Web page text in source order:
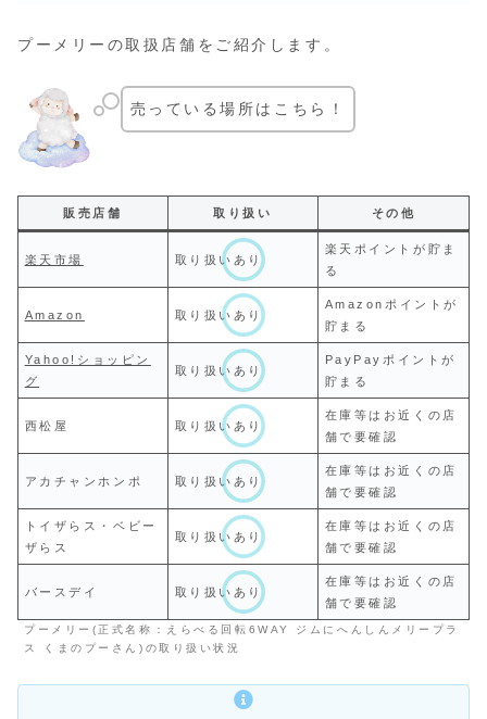
プーメリーの取扱店舗をご紹介します。
売っている場所はこちら！
販売店舗 取り扱い その他
楽天市場 取り扱いあり
楽天ポイントが貯ま
る
Amazon 取り扱いあり
Amazonポイントが
貯まる
Yahoo!ショッピン
グ
取り扱いあり
PayPayポイントが
貯まる
西松屋 取り扱いあり
在庫等はお近くの店
舗で要確認
アカチャンホンポ 取り扱いあり
在庫等はお近くの店
舗で要確認
トイザらス・ベビー
ザらス
取り扱いあり
在庫等はお近くの店
舗で要確認
バースデイ 取り扱いあり
在庫等はお近くの店
舗で要確認
プーメリー(正式名称：えらべる回転6WAY ジムにへんしんメリープラ
ス くまのプーさん)の取り扱い状況